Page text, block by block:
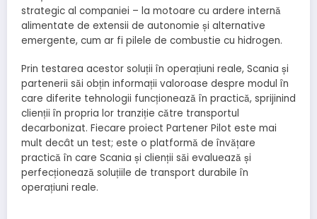
strategic al companiei – la motoare cu ardere internă
alimentate de extensii de autonomie și alternative
emergente, cum ar fi pilele de combustie cu hidrogen.
Prin testarea acestor soluții în operațiuni reale, Scania și
partenerii săi obțin informații valoroase despre modul în
care diferite tehnologii funcționează în practică, sprijinind
clienții în propria lor tranziție către transportul
decarbonizat. Fiecare proiect Partener Pilot este mai
mult decât un test; este o platformă de învățare
practică în care Scania și clienții săi evaluează și
perfecționează soluțiile de transport durabile în
operațiuni reale.